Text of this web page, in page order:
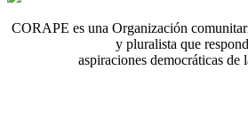
CORAPE es una Organización
y pluralista que
aspiraciones democráticas de